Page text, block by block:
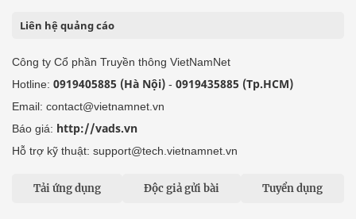
Liên hệ quảng cáo
Công ty Cổ phần Truyền thông VietNamNet
Hotline: 0919405885 (Hà Nội) - 0919435885 (Tp.HCM)
Email: contact@vietnamnet.vn
Báo giá: http://vads.vn
Hỗ trợ kỹ thuật: support@tech.vietnamnet.vn
Tải ứng dụng Độc giả gửi bài Tuyển dụng